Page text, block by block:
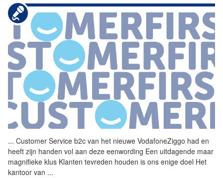
... Customer Service b2c van het nieuwe VodafoneZiggo had en
heeft zijn handen vol aan deze eenwording Een uitdagende maar
magnifieke klus Klanten tevreden houden is ons enige doel Het
kantoor van ...